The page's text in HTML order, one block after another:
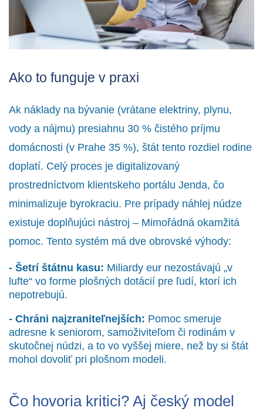
Ako to funguje v praxi
Ak náklady na bývanie (vrátane elektriny, plynu,
vody a nájmu) presiahnu 30 % čistého príjmu
domácnosti (v Prahe 35 %), štát tento rozdiel rodine
doplatí. Celý proces je digitalizovaný
prostredníctvom klientskeho portálu Jenda, čo
minimalizuje byrokraciu. Pre prípady náhlej núdze
existuje doplňujúci nástroj – Mimořádná okamžitá
pomoc. Tento systém má dve obrovské výhody:
- Šetrí štátnu kasu: Miliardy eur nezostávajú „v
lufte“ vo forme plošných dotácií pre ľudí, ktorí ich
nepotrebujú.
- Chráni najzraniteľnejších: Pomoc smeruje
adresne k seniorom, samoživiteľom či rodinám v
skutočnej núdzi, a to vo vyššej miere, než by si štát
mohol dovoliť pri plošnom modeli.
Čo hovoria kritici? Aj český model